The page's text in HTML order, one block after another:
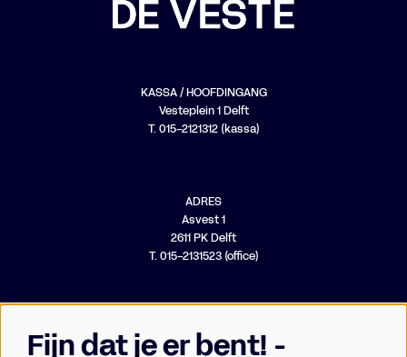
KASSA / HOOFDINGANG
Vesteplein 1 Delft
T. 015-2121312 (kassa)
ADRES
Asvest 1
2611 PK Delft
T. 015-2131523 (office)
Fijn dat je er bent! -